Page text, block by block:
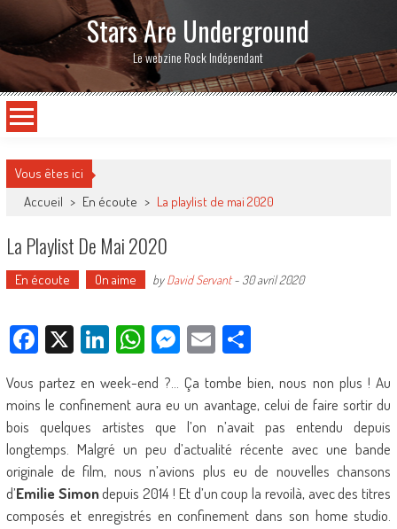
Stars Are Underground
Le webzine Rock Indépendant
Vous êtes ici
Accueil > En écoute > La playlist de mai 2020
La Playlist De Mai 2020
En écoute On aime byDavid Servant- 30 avril 2020
Facebook
X LinkedIn
WhatsApp
Messenger
EmailPartager
Vous partez en week-end ?… Ça tombe bien, nous non plus ! Au
moins le confinement aura eu un avantage, celui de faire sortir du
bois quelques artistes que l’on n’avait pas entendu depuis
longtemps. Malgré un peu d’actualité récente avec une bande
originale de film, nous n’avions plus eu de nouvelles chansons
d’Emilie Simondepuis 2014 ! Et d’un coup la revoilà, avec des titres
composés et enregistrés en confinement dans son home studio.